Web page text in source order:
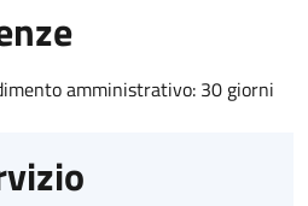
amministrativo: 30 giorni